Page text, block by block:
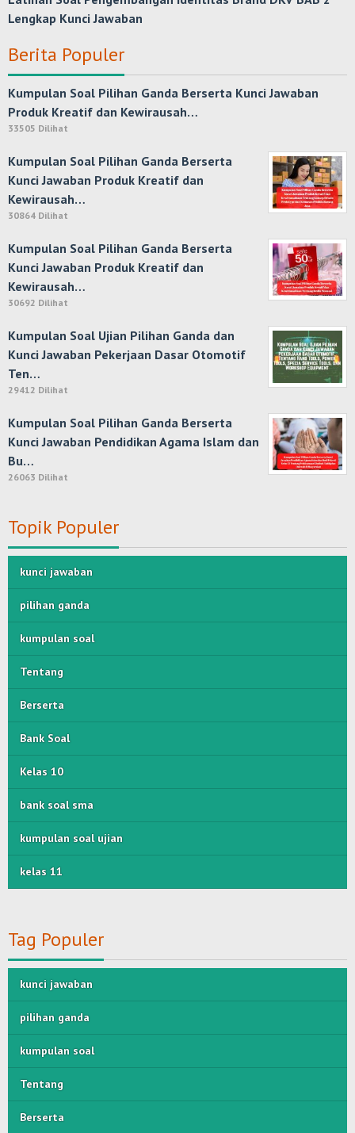
Lengkap Kunci Jawaban
Berita Populer
Kumpulan Soal Pilihan Ganda Berserta Kunci Jawaban
Produk Kreatif dan Kewirausah…
33505 Dilihat
Kumpulan Soal Pilihan Ganda Berserta
Kunci Jawaban Produk Kreatif dan
Kewirausah…
30864 Dilihat
Kumpulan Soal Pilihan Ganda Berserta
Kunci Jawaban Produk Kreatif dan
Kewirausah…
30692 Dilihat
Kumpulan Soal Ujian Pilihan Ganda dan
Kunci Jawaban Pekerjaan Dasar Otomotif
Ten…
29412 Dilihat
Kumpulan Soal Pilihan Ganda Berserta
Kunci Jawaban Pendidikan Agama Islam dan
Bu…
26063 Dilihat
Topik Populer
kunci jawaban
pilihan ganda
kumpulan soal
Tentang
Berserta
Bank Soal
Kelas 10
bank soal sma
kumpulan soal ujian
kelas 11
Tag Populer
kunci jawaban
pilihan ganda
kumpulan soal
Tentang
Berserta